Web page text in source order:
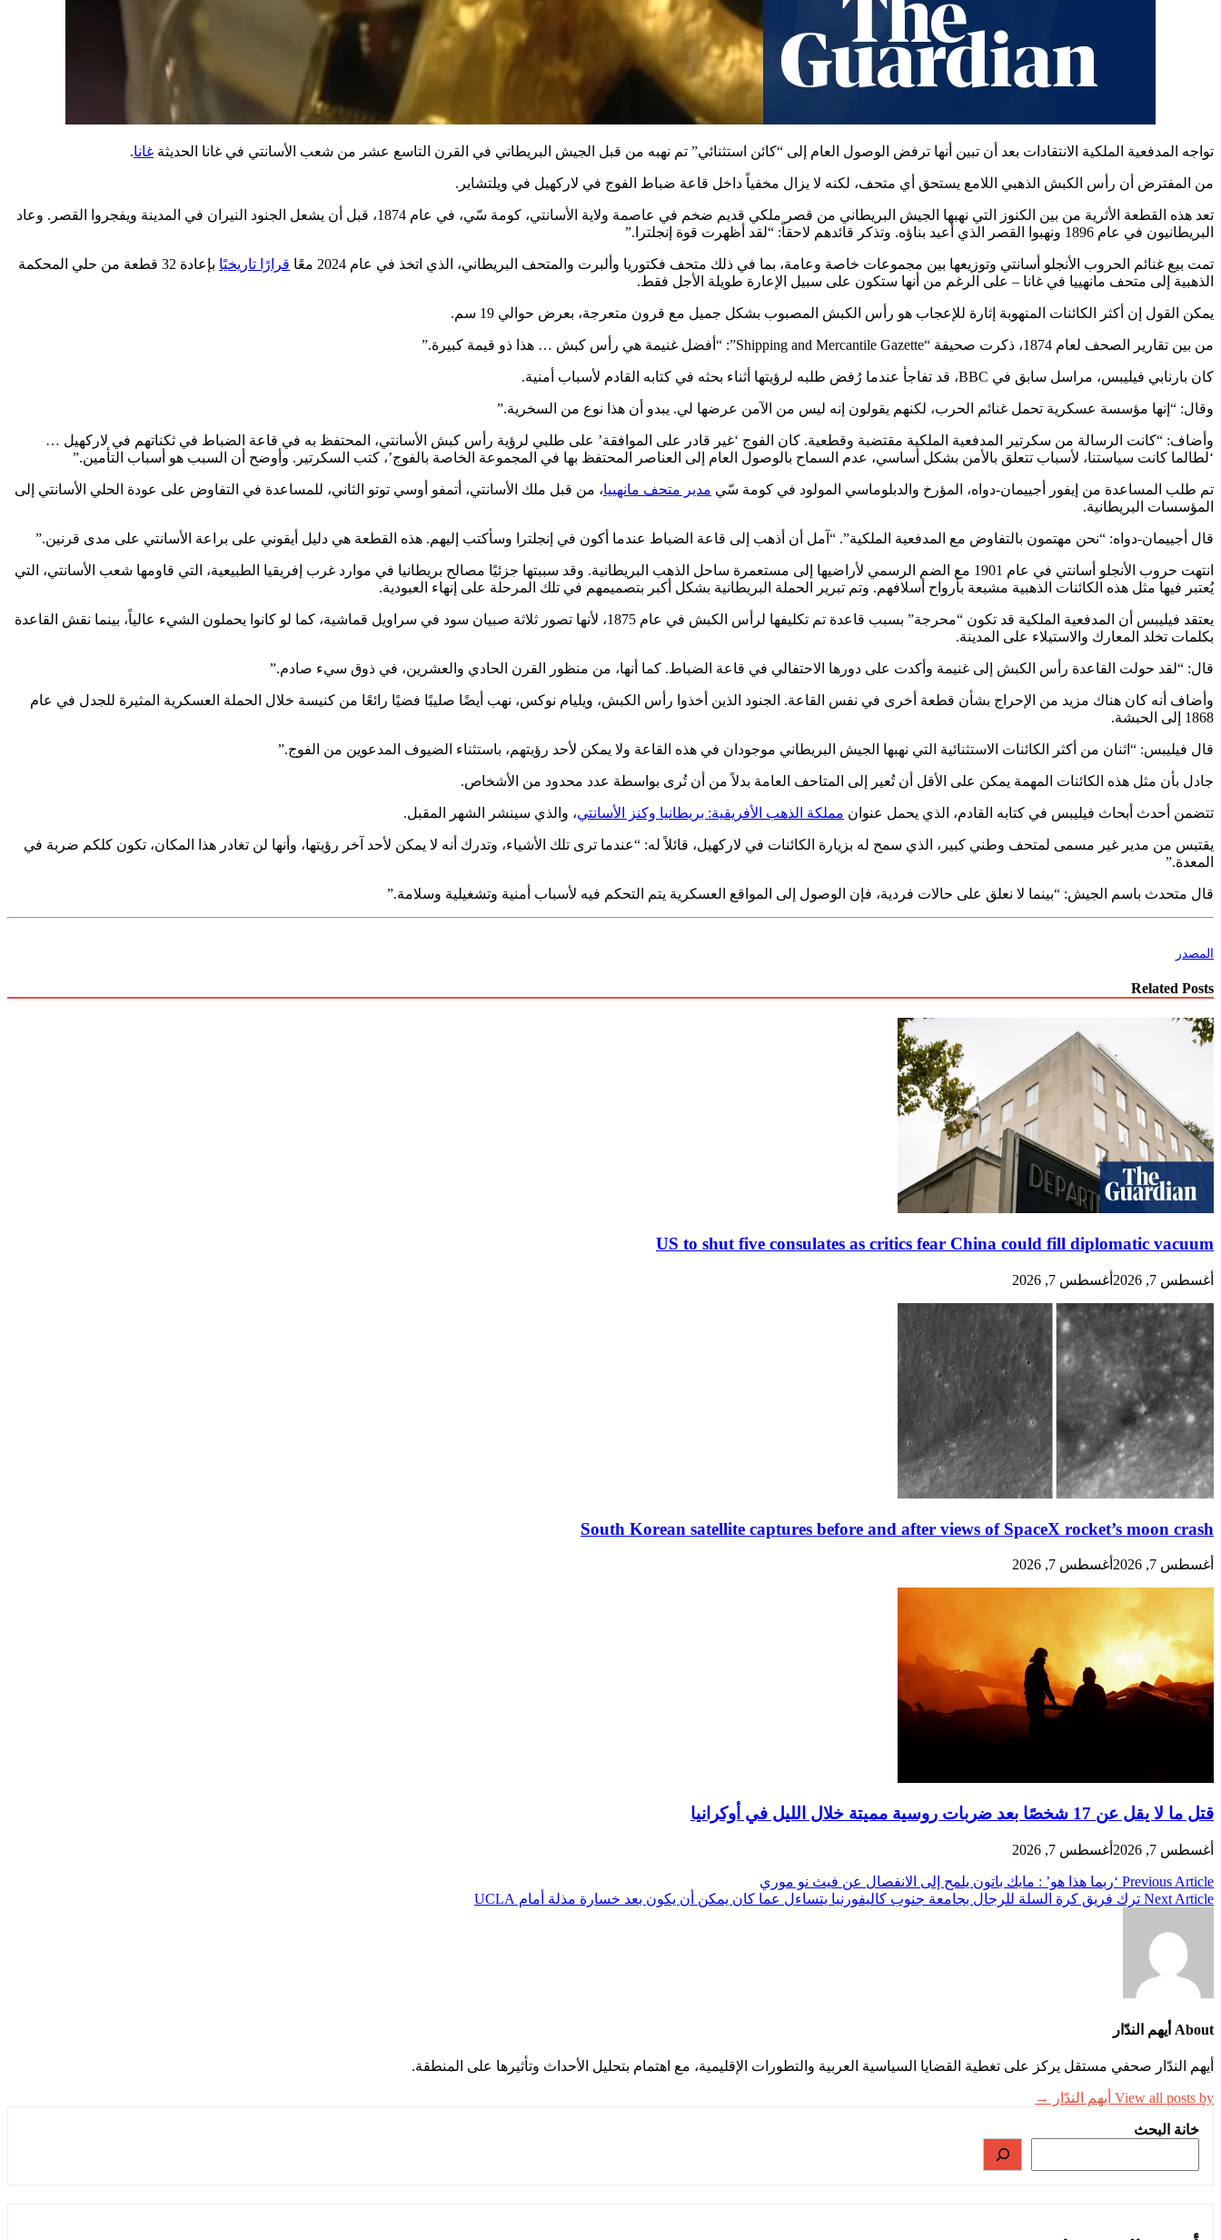
تواجه المدفعية الملكية الانتقادات بعد أن تبين أنها ترفض الوصول العام إلى “كائن استثنائي” تم نهبه من قبل الجيش البريطاني في القرن التاسع عشر من شعب الأسانتي في غانا الحديثة غانا.
من المفترض أن رأس الكبش الذهبي اللامع يستحق أي متحف، لكنه لا يزال مخفياً داخل قاعة ضباط الفوج في لاركهيل في ويلتشاير.
تعد هذه القطعة الأثرية من بين الكنوز التي نهبها الجيش البريطاني من قصر ملكي قديم ضخم في عاصمة ولاية الأسانتي، كومة سّي، في عام 1874، قبل أن يشعل الجنود النيران في المدينة ويفجروا القصر. وعاد
البريطانيون في عام 1896 ونهبوا القصر الذي أعيد بناؤه. وتذكر قائدهم لاحقاً: “لقد أظهرت قوة إنجلترا.”
تمت بيع غنائم الحروب الأنجلو أسانتي وتوزيعها بين مجموعات خاصة وعامة، بما في ذلك متحف فكتوريا وألبرت والمتحف البريطاني، الذي اتخذ في عام 2024 معًا قرارًا تاريخيًا
بإعادة 32 قطعة من حلي المحكمة
الذهبية إلى متحف مانهييا في غانا – على الرغم من أنها ستكون على سبيل الإعارة طويلة الأجل فقط.
يمكن القول إن أكثر الكائنات المنهوبة إثارة للإعجاب هو رأس الكبش المصبوب بشكل جميل مع قرون متعرجة، بعرض حوالي 19 سم.
من بين تقارير الصحف لعام 1874، ذكرت صحيفة “Shipping and Mercantile Gazette”: “أفضل غنيمة هي رأس كبش … هذا ذو قيمة كبيرة.”
كان بارنابي فيليبس، مراسل سابق في BBC، قد تفاجأ عندما رُفض طلبه لرؤيتها أثناء بحثه في كتابه القادم لأسباب أمنية.
وقال: “إنها مؤسسة عسكرية تحمل غنائم الحرب، لكنهم يقولون إنه ليس من الآمن عرضها لي. يبدو أن هذا نوع من السخرية.”
وأضاف: “كانت الرسالة من سكرتير المدفعية الملكية مقتضبة وقطعية. كان الفوج ‘غير قادر على الموافقة’ على طلبي لرؤية رأس كبش الأسانتي، المحتفظ به في قاعة الضباط في ثكناتهم في لاركهيل …
‘لطالما كانت سياستنا، لأسباب تتعلق بالأمن بشكل أساسي، عدم السماح بالوصول العام إلى العناصر المحتفظ بها في المجموعة الخاصة بالفوج’، كتب السكرتير. وأوضح أن السبب هو أسباب التأمين.”
تم طلب المساعدة من إيفور أجييمان-دواه، المؤرخ والدبلوماسي المولود في كومة سّي مدير متحف مانهييا، من قبل ملك الأسانتي، أتمفو أوسي توتو الثاني، للمساعدة في التفاوض على عودة الحلي الأسانتي إلى
المؤسسات البريطانية.
قال أجييمان-دواه: “نحن مهتمون بالتفاوض مع المدفعية الملكية”. “آمل أن أذهب إلى قاعة الضباط عندما أكون في إنجلترا وسأكتب إليهم. هذه القطعة هي دليل أيقوني على براعة الأسانتي على مدى قرنين.”
انتهت حروب الأنجلو أسانتي في عام 1901 مع الضم الرسمي لأراضيها إلى مستعمرة ساحل الذهب البريطانية. وقد سببتها جزئيًا مصالح بريطانيا في موارد غرب إفريقيا الطبيعية، التي قاومها شعب الأسانتي، التي
يُعتبر فيها مثل هذه الكائنات الذهبية مشبعة بأرواح أسلافهم. وتم تبرير الحملة البريطانية بشكل أكبر بتصميمهم في تلك المرحلة على إنهاء العبودية.
يعتقد فيليبس أن المدفعية الملكية قد تكون “محرجة” بسبب قاعدة تم تكليفها لرأس الكبش في عام 1875، لأنها تصور ثلاثة صبيان سود في سراويل قماشية، كما لو كانوا يحملون الشيء عالياً، بينما نقش القاعدة
بكلمات تخلد المعارك والاستيلاء على المدينة.
قال: “لقد حولت القاعدة رأس الكبش إلى غنيمة وأكدت على دورها الاحتفالي في قاعة الضباط. كما أنها، من منظور القرن الحادي والعشرين، في ذوق سيء صادم.”
وأضاف أنه كان هناك مزيد من الإحراج بشأن قطعة أخرى في نفس القاعة. الجنود الذين أخذوا رأس الكبش، ويليام نوكس، نهب أيضًا صليبًا فضيًا رائعًا من كنيسة خلال الحملة العسكرية المثيرة للجدل في عام
1868 إلى الحبشة.
قال فيليبس: “اثنان من أكثر الكائنات الاستثنائية التي نهبها الجيش البريطاني موجودان في هذه القاعة ولا يمكن لأحد رؤيتهم، باستثناء الضيوف المدعوين من الفوج.”
جادل بأن مثل هذه الكائنات المهمة يمكن على الأقل أن تُعير إلى المتاحف العامة بدلاً من أن تُرى بواسطة عدد محدود من الأشخاص.
تتضمن أحدث أبحاث فيليبس في كتابه القادم، الذي يحمل عنوان مملكة الذهب الأفريقية: بريطانيا وكنز الأسانتي، والذي سينشر الشهر المقبل.
يقتبس من مدير غير مسمى لمتحف وطني كبير، الذي سمح له بزيارة الكائنات في لاركهيل، قائلاً له: “عندما ترى تلك الأشياء، وتدرك أنه لا يمكن لأحد آخر رؤيتها، وأنها لن تغادر هذا المكان، تكون كلكم ضربة في
المعدة.”
قال متحدث باسم الجيش: “بينما لا نعلق على حالات فردية، فإن الوصول إلى المواقع العسكرية يتم التحكم فيه لأسباب أمنية وتشغيلية وسلامة.”
المصدر
Related Posts
US to shut five consulates as critics fear China could fill diplomatic vacuum
أغسطس 7, 2026 أغسطس 7, 2026
South Korean satellite captures before and after views of SpaceX rocket’s moon crash
أغسطس 7, 2026 أغسطس 7, 2026
قتل ما لا يقل عن 17 شخصًا بعد ضربات روسية مميتة خلال الليل في أوكرانيا
أغسطس 7, 2026 أغسطس 7, 2026
تصفّح
المقالات
Previous Article ‘ربما هذا هو’ : مايك باتون يلمح إلى الانفصال عن فيث نو موري
Next Article ترك فريق كرة السلة للرجال بجامعة جنوب كاليفورنيا يتساءل عما كان يمكن أن يكون بعد خسارة مذلة أمام UCLA
About أيهم الندّار
أيهم الندّار صحفي مستقل يركز على تغطية القضايا السياسية العربية والتطورات الإقليمية، مع اهتمام بتحليل الأحداث وتأثيرها على المنطقة.
View all posts by أيهم الندّار →
خانة البحث